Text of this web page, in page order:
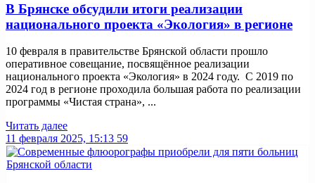
В Брянске обсудили итоги реализации
национального проекта «Экология» в регионе
10 февраля в правительстве Брянской области прошло
оперативное совещание, посвящённое реализации
национального проекта «Экология» в 2024 году. С 2019 по
2024 год в регионе проходила большая работа по реализации
программы «Чистая страна», ...
Читать далее
11 февраля 2025, 15:13 59